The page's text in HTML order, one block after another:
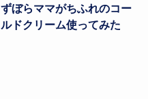
ずぼらママがちふれのコー
ルドクリーム使ってみた